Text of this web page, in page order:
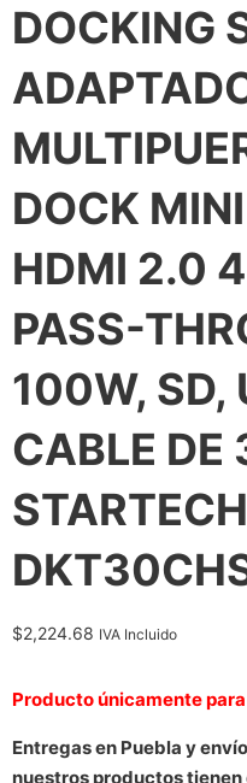
DOCKING
DOCK
HDMI 2.0
PASS-
100W, SD,
CABLE DE
$2,224.68 IVA Incluido
Producto únicamente
Entregas en Puebla y
nuestros productos